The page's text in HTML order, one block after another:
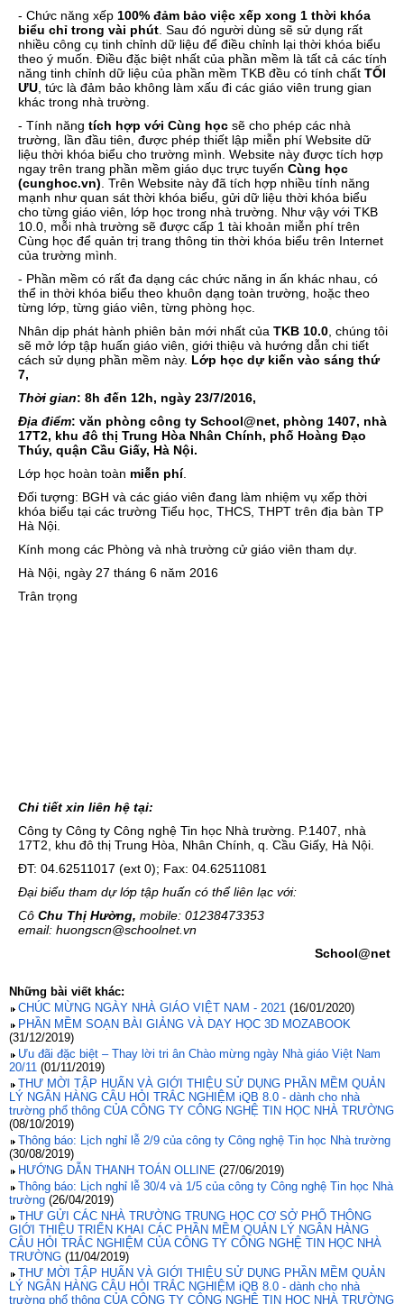
- Chức năng xếp 100% đảm bảo việc xếp xong 1 thời khóa
biểu chỉ trong vài phút . Sau đó người dùng sẽ sử dụng rất
nhiều công cụ tinh chỉnh dữ liệu để điều chỉnh lại thời khóa biểu
theo ý muốn. Điều đặc biệt nhất của phần mềm là tất cả các tính
năng tinh chỉnh dữ liệu của phần mềm TKB đều có tính chất TỐI
ƯU , tức là đảm bảo không làm xấu đi các giáo viên trung gian
khác trong nhà trường.
- Tính năng tích hợp với Cùng học sẽ cho phép các nhà
trường, lần đầu tiên, được phép thiết lập miễn phí Website dữ
liệu thời khóa biểu cho trường mình. Website này được tích hợp
ngay trên trang phần mềm giáo dục trực tuyến Cùng học
(cunghoc.vn) . Trên Website này đã tích hợp nhiều tính năng
mạnh như quan sát thời khóa biểu, gửi dữ liệu thời khóa biểu
cho từng giáo viên, lớp học trong nhà trường. Như vậy với TKB
10.0, mỗi nhà trường sẽ được cấp 1 tài khoản miễn phí trên
Cùng học để quản trị trang thông tin thời khóa biểu trên Internet
của trường mình.
- Phần mềm có rất đa dạng các chức năng in ấn khác nhau, có
thể in thời khóa biểu theo khuôn dạng toàn trường, hoặc theo
từng lớp, từng giáo viên, từng phòng học.
Nhân dịp phát hành phiên bản mới nhất của TKB 10.0 , chúng tôi
sẽ mở lớp tập huấn giáo viên, giới thiệu và hướng dẫn chi tiết
cách sử dụng phần mềm này. Lớp học dự kiến vào sáng thứ
7,
Thời gian: 8h đến 12h, ngày 23/7/2016,
Địa điểm: văn phòng công ty School@net, phòng 1407, nhà
17T2, khu đô thị Trung Hòa Nhân Chính, phố Hoàng Đạo
Thúy, quận Cầu Giấy, Hà Nội.
Lớp học hoàn toàn miễn phí.
Đối tượng: BGH và các giáo viên đang làm nhiệm vụ xếp thời
khóa biểu tại các trường Tiểu học, THCS, THPT trên địa bàn TP
Hà Nội.
Kính mong các Phòng và nhà trường cử giáo viên tham dự.
Hà Nội, ngày 27 tháng 6 năm 2016
Trân trọng
Chi tiết xin liên hệ tại:
Công ty Công ty Công nghệ Tin học Nhà trường. P.1407, nhà
17T2, khu đô thị Trung Hòa, Nhân Chính, q. Cầu Giấy, Hà Nội.
ĐT: 04.62511017 (ext 0); Fax: 04.62511081
Đại biểu tham dự lớp tập huấn có thể liên lạc với:
Cô Chu Thị Hường, mobile: 01238473353
email: huongscn@schoolnet.vn
School@net
Những bài viết khác:
CHÚC MỪNG NGÀY NHÀ GIÁO VIỆT NAM - 2021 (16/01/2020)
PHẦN MỀM SOẠN BÀI GIẢNG VÀ DẠY HỌC 3D MOZABOOK
(31/12/2019)
Ưu đãi đặc biệt – Thay lời tri ân Chào mừng ngày Nhà giáo Việt Nam
20/11 (01/11/2019)
THƯ MỜI TẬP HUẤN VÀ GIỚI THIỆU SỬ DỤNG PHẦN MỀM QUẢN
LÝ NGÂN HÀNG CÂU HỎI TRẮC NGHIỆM iQB 8.0 - dành cho nhà
trường phổ thông CỦA CÔNG TY CÔNG NGHỆ TIN HỌC NHÀ TRƯỜNG
(08/10/2019)
Thông báo: Lịch nghỉ lễ 2/9 của công ty Công nghệ Tin học Nhà trường
(30/08/2019)
HƯỚNG DẪN THANH TOÁN OLLINE (27/06/2019)
Thông báo: Lịch nghỉ lễ 30/4 và 1/5 của công ty Công nghệ Tin học Nhà
trường (26/04/2019)
THƯ GỬI CÁC NHÀ TRƯỜNG TRUNG HỌC CƠ SỞ PHỔ THÔNG
GIỚI THIỆU TRIỂN KHAI CÁC PHẦN MỀM QUẢN LÝ NGÂN HÀNG
CÂU HỎI TRẮC NGHIỆM CỦA CÔNG TY CÔNG NGHỆ TIN HỌC NHÀ
TRƯỜNG (11/04/2019)
THƯ MỜI TẬP HUẤN VÀ GIỚI THIỆU SỬ DỤNG PHẦN MỀM QUẢN
LÝ NGÂN HÀNG CÂU HỎI TRẮC NGHIỆM iQB 8.0 - dành cho nhà
trường phổ thông CỦA CÔNG TY CÔNG NGHỆ TIN HỌC NHÀ TRƯỜNG